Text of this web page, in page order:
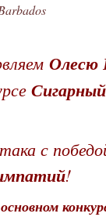
Олесю
с
!
основном